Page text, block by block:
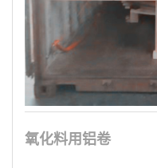
氧化料用铝卷